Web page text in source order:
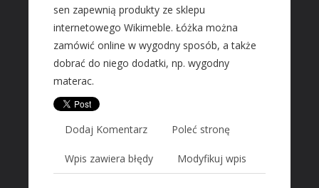
Elektronika, RTV, AGD
Art. Dla Zwierząt
Ogród, Rośliny
Inne Sklepy
MASZYNY SPECJALISTYCZNE
Maszyny
sen zapewnią produkty ze sklepu
internetowego Wikimeble. Łóżka można
zamówić online w wygodny sposób, a także
dobrać do niego dodatki, np. wygodny
materac.
Dodaj Komentarz Poleć stronę
Wpis zawiera błędy Modyfikuj wpis